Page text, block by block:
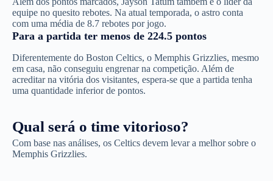
equipe no quesito rebotes. Na atual temporada, o astro conta
com uma média de 8.7 rebotes por jogo.
Para a partida ter menos de 224.5 pontos
Diferentemente do Boston Celtics, o Memphis Grizzlies, mesmo
em casa, não conseguiu engrenar na competição. Além de
acreditar na vitória dos visitantes, espera-se que a partida tenha
uma quantidade inferior de pontos.
Qual será o time vitorioso?
Com base nas análises, os Celtics devem levar a melhor sobre o
Memphis Grizzlies.